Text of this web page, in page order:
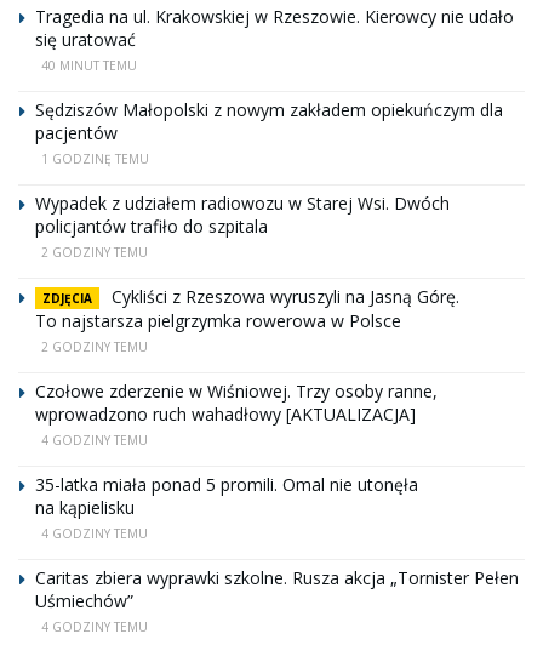
Tragedia na ul. Krakowskiej w Rzeszowie. Kierowcy nie udało
się uratować
40 MINUT TEMU
Sędziszów Małopolski z nowym zakładem opiekuńczym dla
pacjentów
1 GODZINĘ TEMU
Wypadek z udziałem radiowozu w Starej Wsi. Dwóch
policjantów trafiło do szpitala
2 GODZINY TEMU
ZDJĘCIA
Cykliści z Rzeszowa wyruszyli na Jasną Górę.
To najstarsza pielgrzymka rowerowa w Polsce
2 GODZINY TEMU
Czołowe zderzenie w Wiśniowej. Trzy osoby ranne,
wprowadzono ruch wahadłowy [AKTUALIZACJA]
4 GODZINY TEMU
35-latka miała ponad 5 promili. Omal nie utonęła
na kąpielisku
4 GODZINY TEMU
Caritas zbiera wyprawki szkolne. Rusza akcja „Tornister Pełen
Uśmiechów”
4 GODZINY TEMU